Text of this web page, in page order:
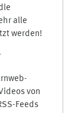
alle
werden!
von
Feeds